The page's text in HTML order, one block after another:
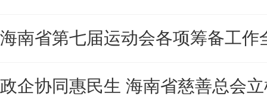
海南省第七届运动会各项筹备工作
政企协同惠民生 海南省慈善总会